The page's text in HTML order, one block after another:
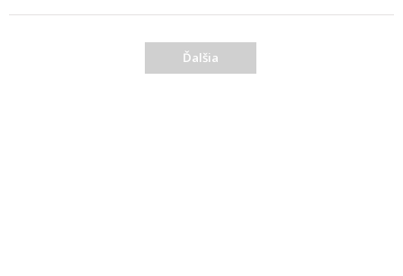
Ďalšia